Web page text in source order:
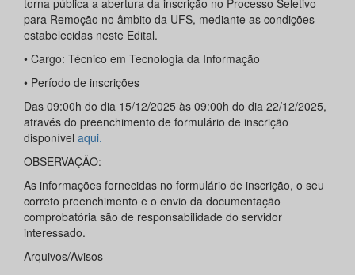
torna pública a abertura da inscrição no Processo Seletivo
para Remoção no âmbito da UFS, mediante as condições
estabelecidas neste Edital.
• Cargo: Técnico em Tecnologia da Informação
• Período de inscrições
Das 09:00h do dia 15/12/2025 às 09:00h do dia 22/12/2025,
através do preenchimento de formulário de inscrição
disponível aqui.
OBSERVAÇÃO:
As informações fornecidas no formulário de inscrição, o seu
correto preenchimento e o envio da documentação
comprobatória são de responsabilidade do servidor
interessado.
Arquivos/Avisos